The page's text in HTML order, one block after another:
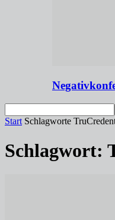
Start Schlagworte
Schlagwort: